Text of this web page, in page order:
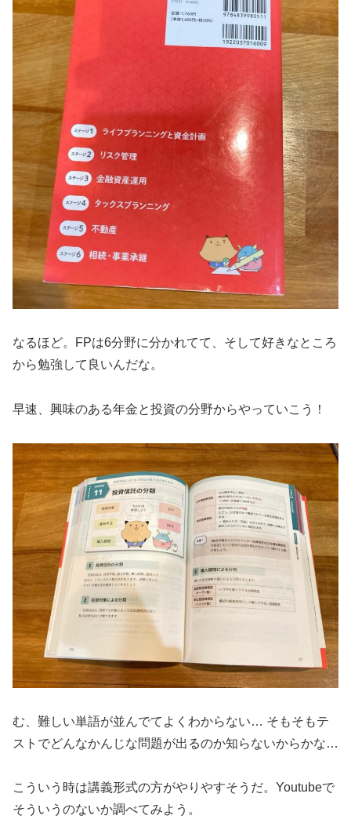
なるほど。FPは6分野に分かれてて、そして好きなところ
から勉強して良いんだな。
早速、興味のある年金と投資の分野からやっていこう！
む、難しい単語が並んでてよくわからない… そもそもテ
ストでどんなかんじな問題が出るのか知らないからかな…
こういう時は講義形式の方がやりやすそうだ。Youtubeで
そういうのないか調べてみよう。